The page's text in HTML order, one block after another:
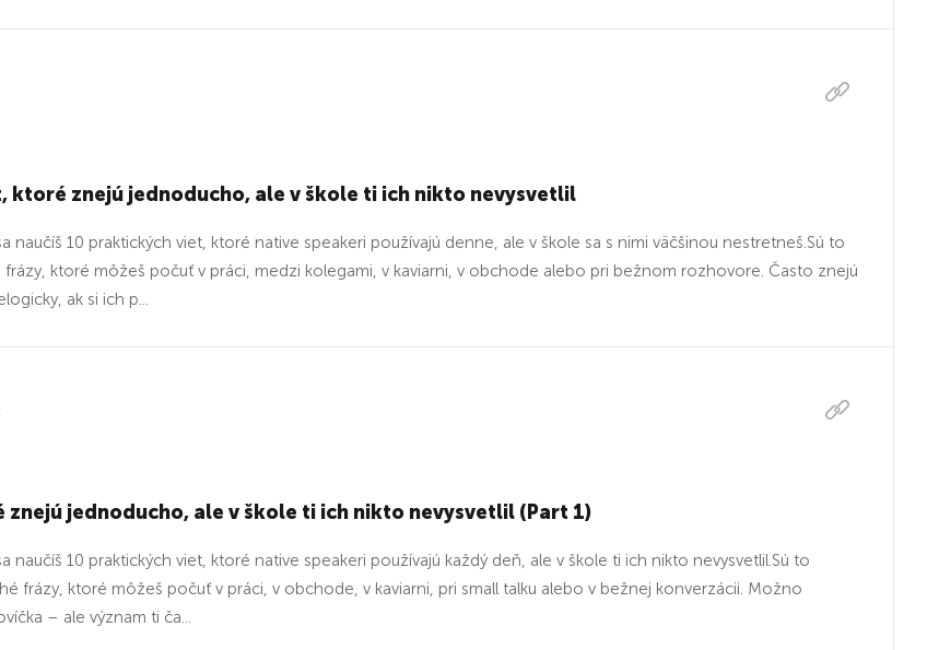
ktoré znejú jednoducho, ale v škole ti ich nikto nevysvetlil
naučíš 10 praktických viet, ktoré native speakeri používajú denne, ale v škole sa s nimi väčšinou nestretneš.Sú to
ktoré môžeš počuť v práci, medzi kolegami, v kaviarni, v obchode alebo pri bežnom rozhovore. Často znejú
ak si ich p...
znejú jednoducho, ale v škole ti ich nikto nevysvetlil (Part 1)
naučíš 10 praktických viet, ktoré native speakeri používajú každý deň, ale v škole ti ich nikto nevysvetlil.Sú to
frázy, ktoré môžeš počuť v práci, v obchode, v kaviarni, pri small talku alebo v bežnej konverzácii. Možno
– ale význam ti ča...